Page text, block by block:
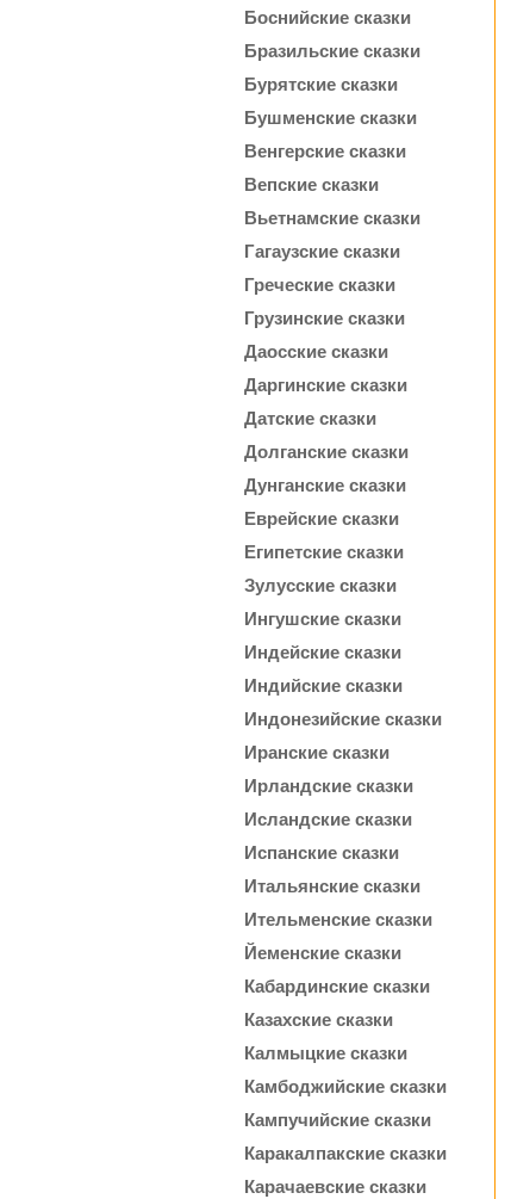
Боснийские сказки
Бразильские сказки
Бурятские сказки
Бушменские сказки
Венгерские сказки
Вепские сказки
Вьетнамские сказки
Гагаузские сказки
Греческие сказки
Грузинские сказки
Даосские сказки
Даргинские сказки
Датские сказки
Долганские сказки
Дунганские сказки
Еврейские сказки
Египетские сказки
Зулусские сказки
Ингушские сказки
Индейские сказки
Индийские сказки
Индонезийские сказки
Иранские сказки
Ирландские сказки
Исландские сказки
Испанские сказки
Итальянские сказки
Ительменские сказки
Йеменские сказки
Кабардинские сказки
Казахские сказки
Калмыцкие сказки
Камбоджийские сказки
Кампучийские сказки
Каракалпакские сказки
Карачаевские сказки